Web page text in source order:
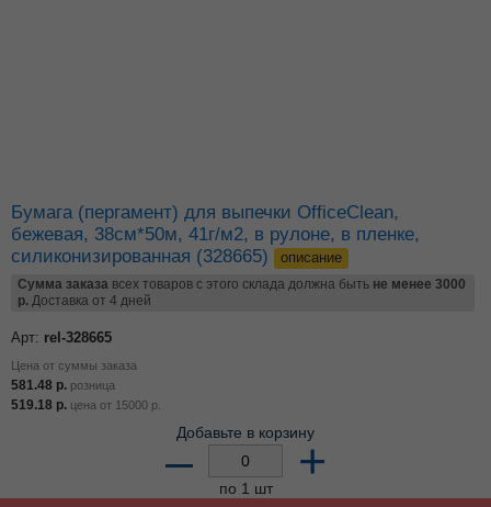
Бумага (пергамент) для выпечки OfficeClean,
бежевая, 38см*50м, 41г/м2, в рулоне, в пленке,
силиконизированная (328665)
описание
Сумма заказа всех товаров с этого склада должна быть не менее 3000
р. Доставка от 4 дней
Арт: rel-328665
Цена от суммы заказа
581.48 р. розница
519.18 р. цена от 15000 р.
Добавьте в корзину
– +
по 1 шт